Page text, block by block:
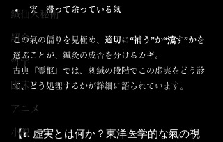
鍼仙人秘術
紹介
哲学
臨床
アニメ
小説
実＝滞って余っている氣
この氣の偏りを見極め、 適切に“補う”か“瀉す”かを
選ぶことが、鍼灸の成否を分けるカギ。
古典『霊枢』では、刺鍼の段階でこの虚実をどう診
て、どう処理するかが詳細に語られています。
【1. 虚実とは何か？東洋医学的な氣の視